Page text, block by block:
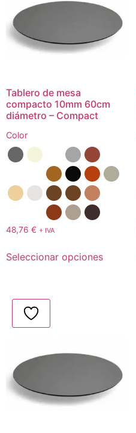
Tablero de mesa
compacto 10mm 60cm
diámetro – Compact
Color
48,76 € + IVA
Seleccionar opciones